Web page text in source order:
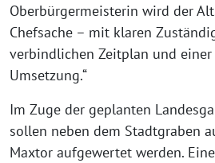
Oberbürgermeisterin wird der
Chefsache – mit klaren
verbindlichen Zeitplan und
Umsetzung.“
Im Zuge der geplanten
sollen neben dem Stadtgraben
Maxtor aufgewertet werden.